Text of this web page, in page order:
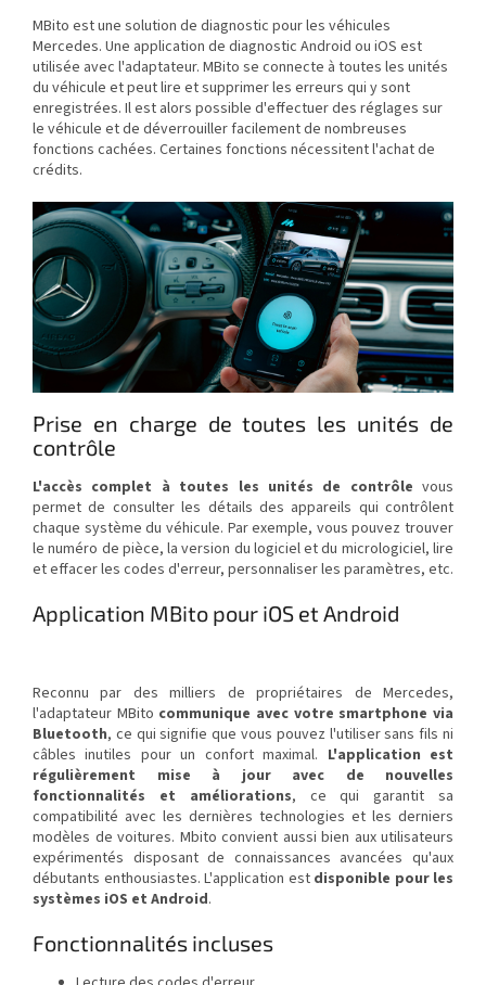
MBito est une solution de diagnostic pour les véhicules
Mercedes. Une application de diagnostic Android ou iOS est
utilisée avec l'adaptateur. MBito se connecte à toutes les unités
du véhicule et peut lire et supprimer les erreurs qui y sont
enregistrées. Il est alors possible d'effectuer des réglages sur
le véhicule et de déverrouiller facilement de nombreuses
fonctions cachées. Certaines fonctions nécessitent l'achat de
crédits.
Prise en charge de toutes les unités de
contrôle
L'accès complet à toutes les unités de contrôle vous
permet de consulter les détails des appareils qui contrôlent
chaque système du véhicule. Par exemple, vous pouvez trouver
le numéro de pièce, la version du logiciel et du micrologiciel, lire
et effacer les codes d'erreur, personnaliser les paramètres, etc.
Application MBito pour iOS et Android
Reconnu par des milliers de propriétaires de Mercedes,
l'adaptateur MBito communique avec votre smartphone via
Bluetooth, ce qui signifie que vous pouvez l'utiliser sans fils ni
câbles inutiles pour un confort maximal. L'application est
régulièrement mise à jour avec de nouvelles
fonctionnalités et améliorations, ce qui garantit sa
compatibilité avec les dernières technologies et les derniers
modèles de voitures. Mbito convient aussi bien aux utilisateurs
expérimentés disposant de connaissances avancées qu'aux
débutants enthousiastes. L'application est disponible pour les
systèmes iOS et Android.
Fonctionnalités incluses